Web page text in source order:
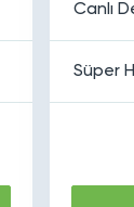
Canlı
Süper